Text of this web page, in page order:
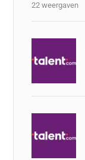
22 weergaven